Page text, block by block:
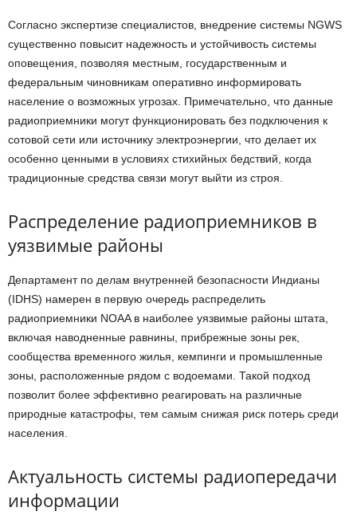
Согласно экспертизе специалистов, внедрение системы NGWS
существенно повысит надежность и устойчивость системы
оповещения, позволяя местным, государственным и
федеральным чиновникам оперативно информировать
население о возможных угрозах. Примечательно, что данные
радиоприемники могут функционировать без подключения к
сотовой сети или источнику электроэнергии, что делает их
особенно ценными в условиях стихийных бедствий, когда
традиционные средства связи могут выйти из строя.
Распределение радиоприемников в
уязвимые районы
Департамент по делам внутренней безопасности Индианы
(IDHS) намерен в первую очередь распределить
радиоприемники NOAA в наиболее уязвимые районы штата,
включая наводненные равнины, прибрежные зоны рек,
сообщества временного жилья, кемпинги и промышленные
зоны, расположенные рядом с водоемами. Такой подход
позволит более эффективно реагировать на различные
природные катастрофы, тем самым снижая риск потерь среди
населения.
Актуальность системы радиопередачи
информации